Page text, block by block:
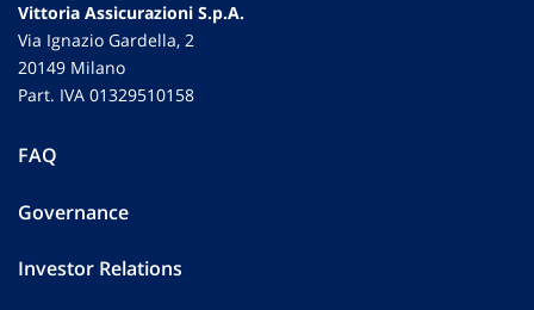
Vittoria Assicurazioni S.p.A.
Via Ignazio Gardella, 2
20149 Milano
Part. IVA 01329510158
FAQ
Governance
Investor Relations